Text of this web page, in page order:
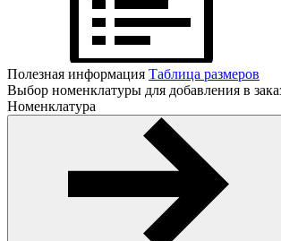
Полезная информация Таблица размеров
Выбор номенклатуры для добавления в
Номенклатура